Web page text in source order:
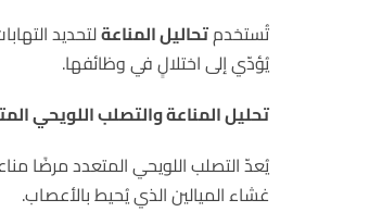
تُستخدمتحاليل المناعةلتحديد
يُؤدّي إلى اختلالٍ في وظائفها.
تحليل المناعة والتصلب اللويحي
يُعدّ التصلب اللويحي المتعدد مرضًا
غشاء الميالين الذي يُحيط بالأعصاب.